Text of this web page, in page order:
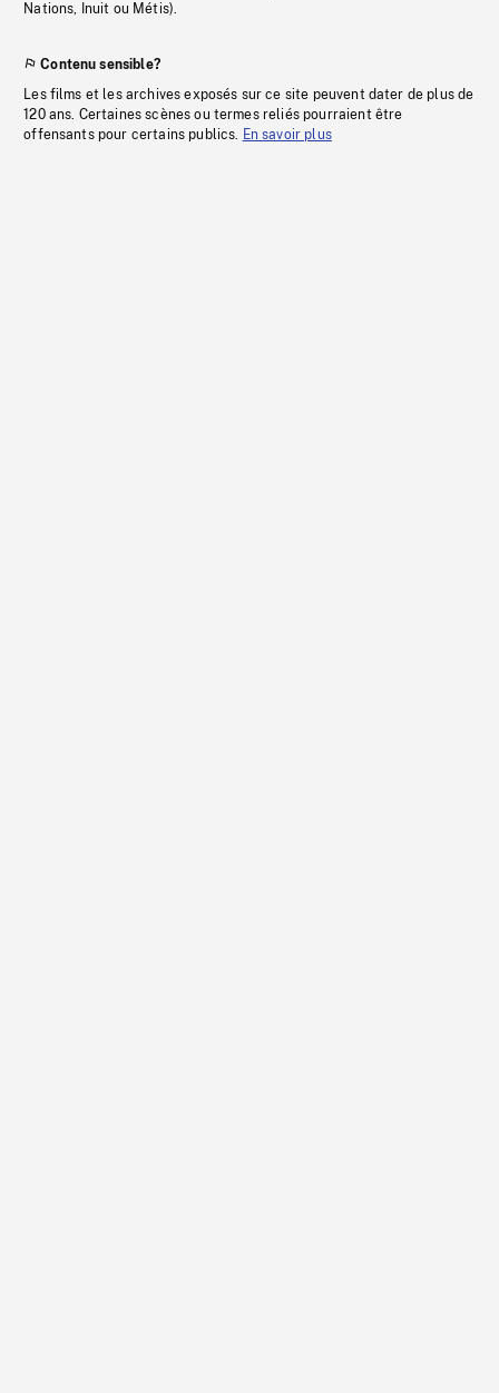
Nations, Inuit ou Métis).
Contenu sensible?
Les films et les archives exposés sur ce site peuvent dater de plus de
120 ans. Certaines scènes ou termes reliés pourraient être
offensants pour certains publics. En savoir plus